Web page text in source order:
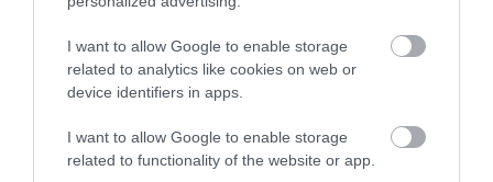
I want to allow Google to enable storage
related to analytics like cookies on web or
device identifiers in apps.
I want to allow Google to enable storage
related to functionality of the website or app.
Fungus Is A Parasite, And It Dies From A Drop Of
Plain...